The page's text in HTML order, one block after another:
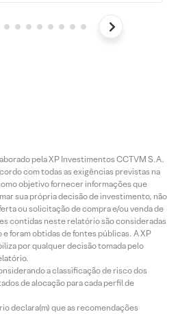
pela XP Investimentos CCTVM S.A.
com todas as exigências previstas na
objetivo fornecer informações que
sua própria decisão de investimento, não
ou solicitação de compra e/ou venda de
contidas neste relatório são consideradas
e foram obtidas de fontes públicas. A XP
por qualquer decisão tomada pelo
a classificação de risco dos
de alocação para cada perfil de
declara(m) que as recomendações